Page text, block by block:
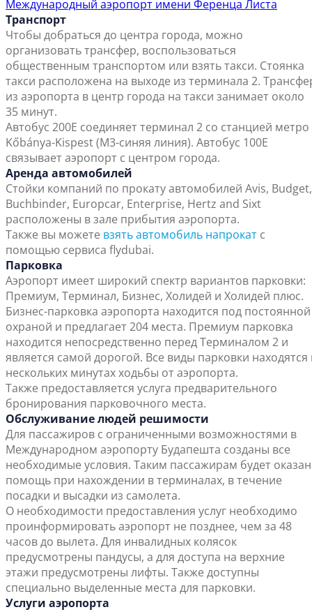
Международный аэропорт имени Ференца Листа
Транспорт
Чтобы добраться до центра города, можно
организовать трансфер, воспользоваться
общественным транспортом или взять такси. Стоянка
такси расположена на выходе из терминала 2.
из аэропорта в центр города на такси занимает около
35 минут.
Автобус 200E соединяет терминал 2 со станцией метро
Kőbánya-Kispest (M3-синяя линия). Автобус 100E
связывает аэропорт с центром города.
Аренда автомобилей
Стойки компаний по прокату автомобилей Avis, Budget,
Buchbinder, Europcar, Enterprise, Hertz and Sixt
расположены в зале прибытия аэропорта.
Также вы можете взять автомобиль напрокат с
помощью сервиса flydubai.
Парковка
Аэропорт имеет широкий спектр вариантов парковки:
Премиум, Терминал, Бизнес, Холидей и Холидей плюс.
Бизнес-парковка аэропорта находится под постоянной
охраной и предлагает 204 места. Премиум парковка
находится непосредственно перед Терминалом 2 и
является самой дорогой. Все виды парковки находятся
нескольких минутах ходьбы от аэропорта.
Также предоставляется услуга предварительного
бронирования парковочного места.
Обслуживание людей решимости
Для пассажиров с ограниченными возможностями в
Международном аэропорту Будапешта созданы все
необходимые условия. Таким пассажирам будет
помощь при нахождении в терминалах, в течение
посадки и высадки из самолета.
О необходимости предоставления услуг необходимо
проинформировать аэропорт не позднее, чем за 48
часов до вылета. Для инвалидных колясок
предусмотрены пандусы, а для доступа на верхние
этажи предусмотрены лифты. Также доступны
специально выделенные места для парковки.
Услуги аэропорта